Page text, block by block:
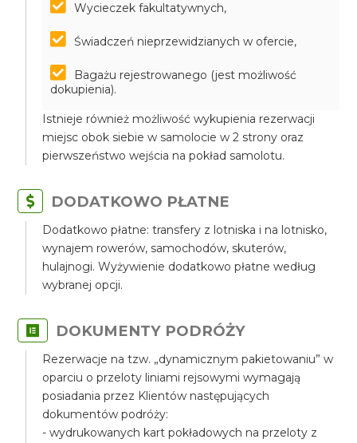
Wycieczek fakultatywnych,
Świadczeń nieprzewidzianych w ofercie,
Bagażu rejestrowanego (jest możliwość
dokupienia).
Istnieje również możliwość wykupienia rezerwacji
miejsc obok siebie w samolocie w 2 strony oraz
pierwszeństwo wejścia na pokład samolotu.
DODATKOWO PŁATNE
Dodatkowo płatne: transfery z lotniska i na lotnisko,
wynajem rowerów, samochodów, skuterów,
hulajnogi. Wyżywienie dodatkowo płatne według
wybranej opcji.
DOKUMENTY PODRÓŻY
Rezerwacje na tzw. „dynamicznym pakietowaniu” w
oparciu o przeloty liniami rejsowymi wymagają
posiadania przez Klientów następujących
dokumentów podróży:
- wydrukowanych kart pokładowych na przeloty z